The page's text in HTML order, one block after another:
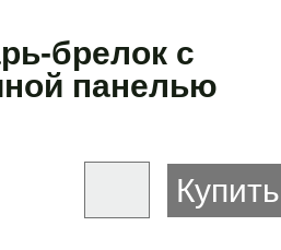
брелок с
панелью
Купить